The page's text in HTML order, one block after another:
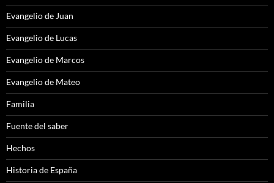
Evangelio de Juan
Evangelio de Lucas
Evangelio de Marcos
Evangelio de Mateo
Familia
Fuente del saber
Hechos
Historia de España